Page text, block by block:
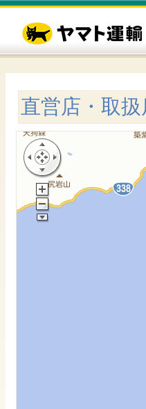
直営店・取